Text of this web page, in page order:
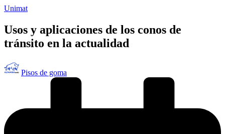
Publicado
Unimat
Usos y aplicaciones de los conos de
tránsito en la actualidad
Publicado
por
Pisos de goma